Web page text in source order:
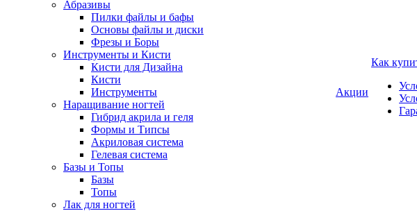
Абразивы
Пилки файлы и бафы
Основы файлы и диски
Фрезы и Боры
Инструменты и Кисти
Кисти для Дизайна
Кисти
Инструменты
Наращивание ногтей
Гибрид акрила и геля
Формы и Типсы
Акриловая система
Гелевая система
Базы и Топы
Базы
Топы
Лак для ногтей
Акции
Как